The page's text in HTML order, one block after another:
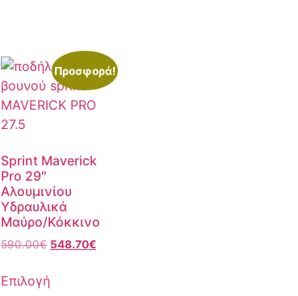
Προσφορά!
Sprint Maverick
Pro 29″
Αλουμινίου
Υδραυλικά
Μαύρο/Κόκκινο
590.00€ 548.70€
Επιλογή